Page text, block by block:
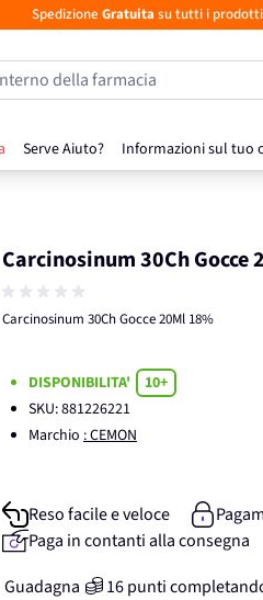
Spedizione Gratuita su tutti i prodotti
Serve Aiuto? Informazioni sul tuo
della farmacia
Carcinosinum 30Ch Gocce
Carcinosinum 30Ch Gocce 20Ml 18%
DISPONIBILITA'
10+
SKU:881226221
Marchio : CEMON
Reso facile e veloce
Paga in contanti alla consegna
Guadagna
16punti